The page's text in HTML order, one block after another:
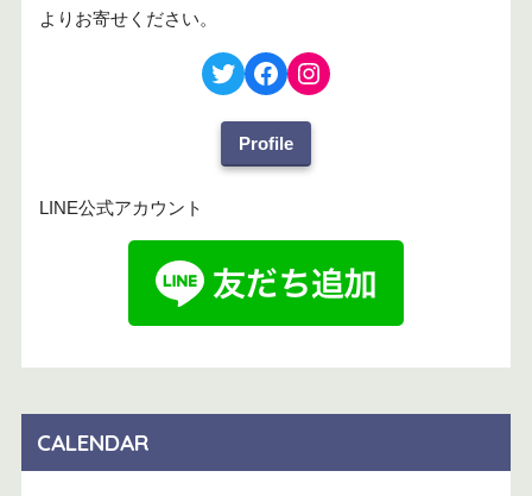
よりお寄せください。
Profile
LINE公式アカウント
CALENDAR